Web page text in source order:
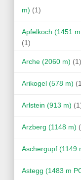
m) (1)
Apfelkoch (1451 m
(1)
Arche (2060 m) (1)
Arikogel (578 m)
Arlstein (913 m)
Arzberg (1148 m)
Aschergupf (1149
Astegg (1483 m